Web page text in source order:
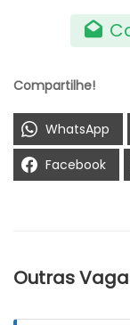
Compartilhe!
WhatsApp
Facebook
Outras